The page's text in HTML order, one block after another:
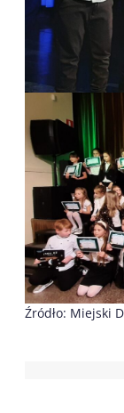
Źródło: Miejski